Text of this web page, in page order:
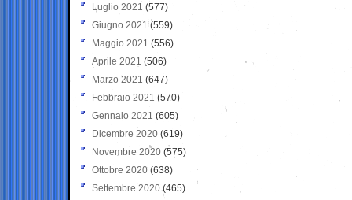
Luglio 2021 (577)
Giugno 2021(559)
Maggio 2021 (556)
Aprile 2021 (506)
Marzo 2021 (647)
Febbraio 2021 (570)
Gennaio 2021 (605)
Dicembre 2020 (619)
Novembre 2020 (575)
Ottobre 2020 (638)
Settembre 2020(465)